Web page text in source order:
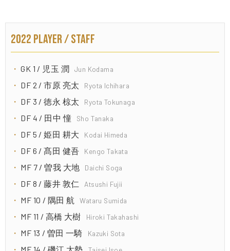
2022 PLAYER / STAFF
GK 1 / 児玉 潤 Jun Kodama
DF 2 / 市原 亮太 Ryota Ichihara
DF 3 / 徳永 椋太 Ryota Tokunaga
DF 4 / 田中 憧 Sho Tanaka
DF 5 / 姫田 耕大 Kodai Himeda
DF 6 / 髙田 健吾 Kengo Takata
MF 7 / 曽我 大地 Daichi Soga
DF 8 / 藤井 敦仁 Atsushi Fujii
MF 10 / 隅田 航 Wataru Sumida
MF 11 / 高橋 大樹 Hiroki Takahashi
MF 13 / 曽田 一騎 Kazuki Sota